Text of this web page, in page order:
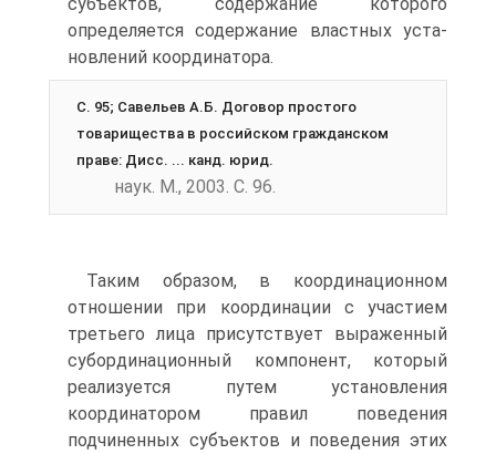
определяется содержание властных уста­
новлений координатора.
С. 95; Савельев А.Б. Договор простого
товарищества в российском гражданском
праве: Дисс. ... канд. юрид.
наук. М., 2003. С. 96.
Таким образом, в координационном
отношении при координации с уча­стием
третьего лица присутствует выраженный
субординационный ком­понент, который
реализуется путем установления
координатором правил поведения
подчиненных субъектов и поведения этих